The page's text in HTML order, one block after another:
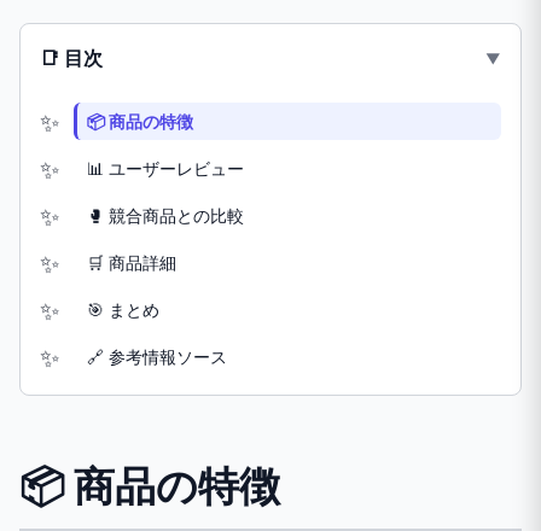
📑 目次
📦 商品の特徴
📊 ユーザーレビュー
🥊 競合商品との比較
🛒 商品詳細
🎯 まとめ
🔗 参考情報ソース
📦 商品の特徴